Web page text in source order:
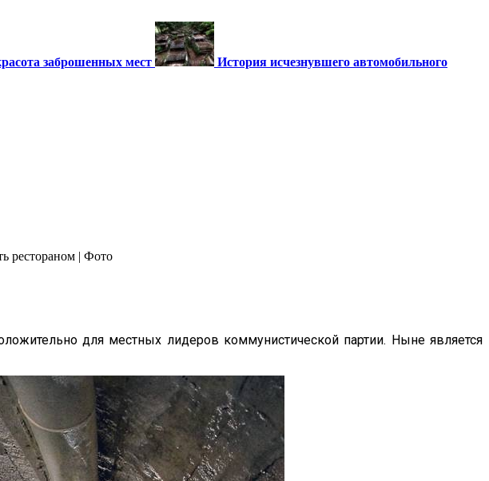
заброшенных мест История исчезнувшего автомобильного
рестораном | Фото
для местных лидеров коммунистической партии. Ныне является